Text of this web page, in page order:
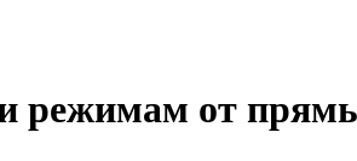
режимам от